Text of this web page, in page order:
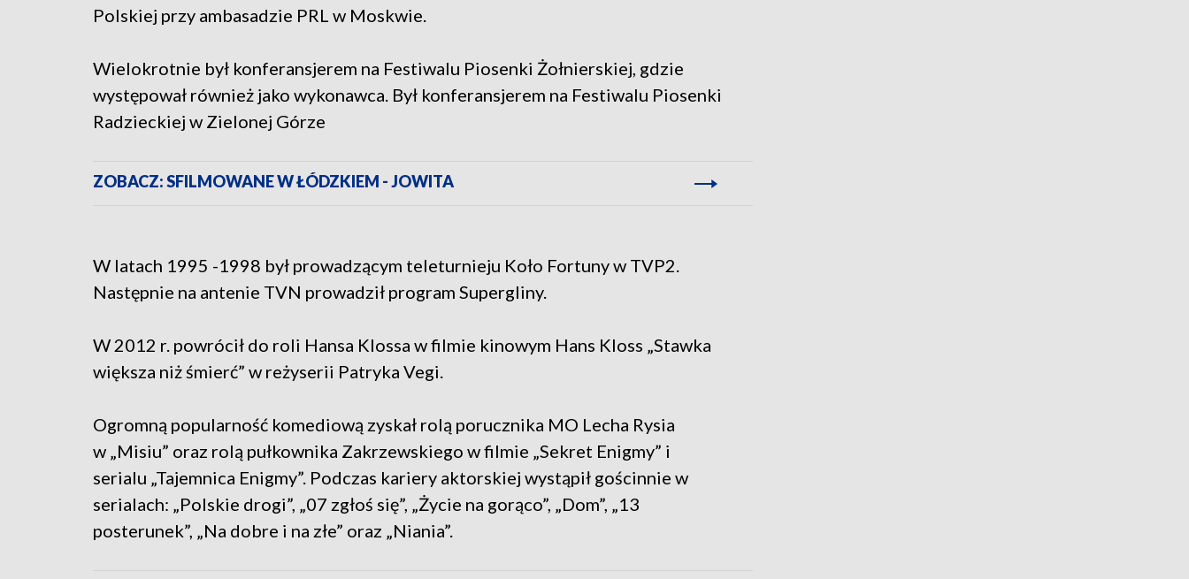
Polskiej przy ambasadzie PRL w Moskwie.
Wielokrotnie był konferansjerem na Festiwalu Piosenki Żołnierskiej, gdzie
występował również jako wykonawca. Był konferansjerem na Festiwalu Piosenki
Radzieckiej w Zielonej Górze
ZOBACZ: SFILMOWANE W ŁÓDZKIEM - JOWITA
W latach 1995 -1998 był prowadzącym teleturnieju Koło Fortuny w TVP2.
Następnie na antenie TVN prowadził program Supergliny.
W 2012 r. powrócił do roli Hansa Klossa w filmie kinowym Hans Kloss „Stawka
większa niż śmierć” w reżyserii Patryka Vegi.
Ogromną popularność komediową zyskał rolą porucznika MO Lecha Rysia
w „Misiu” oraz rolą pułkownika Zakrzewskiego w filmie „Sekret Enigmy” i
serialu „Tajemnica Enigmy”. Podczas kariery aktorskiej wystąpił gościnnie w
serialach: „Polskie drogi”, „07 zgłoś się”, „Życie na gorąco”, „Dom”, „13
posterunek”, „Na dobre i na złe” oraz „Niania”.